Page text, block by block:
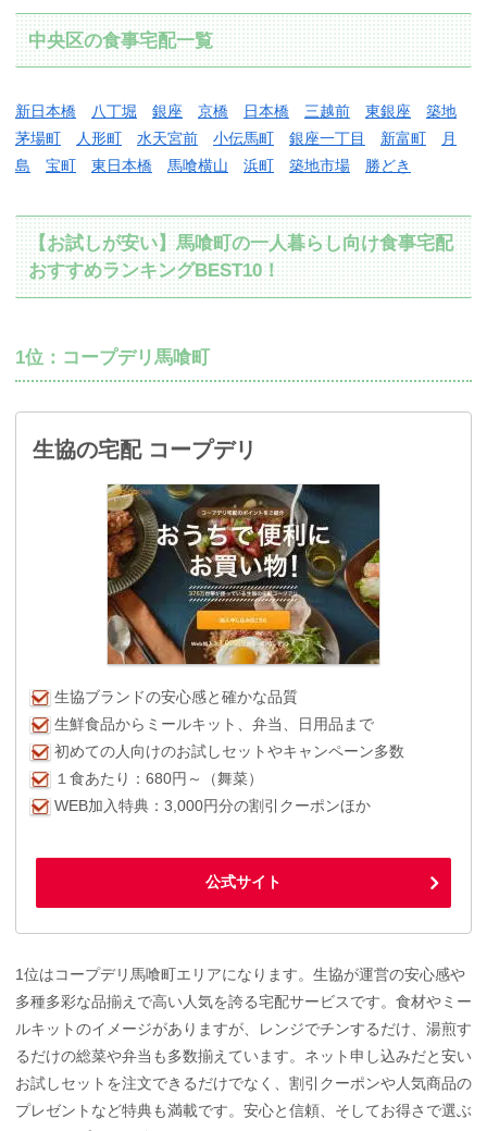
中央区の食事宅配一覧
新日本橋 八丁堀 銀座 京橋 日本橋 三越前 東銀座
築地
茅場町
人形町 水天宮前 小伝馬町 銀座一丁目 新富町
月
島
宝町 東日本橋 馬喰横山 浜町 築地市場 勝どき
【お試しが安い】馬喰町の一人暮らし向け食事宅配
おすすめランキングBEST10！
1位：コープデリ馬喰町
生協の宅配 コープデリ
生協ブランドの安心感と確かな品質
生鮮食品からミールキット、弁当、日用品まで
初めての人向けのお試しセットやキャンペーン多数
１食あたり：680円～（舞菜）
WEB加入特典：3,000円分の割引クーポンほか
公式サイト
1位はコープデリ馬喰町エリアになります。生協が運営の安心感や
多種多彩な品揃えで高い人気を誇る宅配サービスです。食材やミー
ルキットのイメージがありますが、レンジでチンするだけ、湯煎す
るだけの総菜や弁当も多数揃えています。ネット申し込みだと安い
お試しセットを注文できるだけでなく、割引クーポンや人気商品の
プレゼントなど特典も満載です。安心と信頼、そしてお得さで選ぶ